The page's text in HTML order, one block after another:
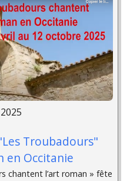
Troubadours"
en Occitanie
chantent l’art roman » fête